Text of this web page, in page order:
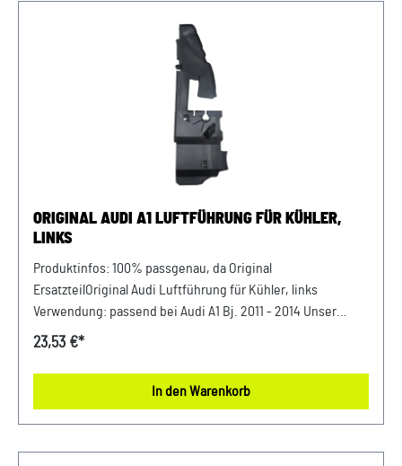
Motorkennbuchstaben: CLHA, DDYB, DGTE, DBKA
uvm.passende PR-Nummer: G0L, G1C, TR1 uvm. Unser
Service für Sie: Um Fehlkäufe zu vermeiden, bieten wir
Ihnen die Möglichkeit, uns vor Ihrer Bestellung oder in der
Kaufabwicklung die 17-stellige Fahrgestellnummer (Bsp.
VW: WVWZZZ... Audi: WAUZZZ...) Ihres Fahrzeugs
mitzuteilen. Wir prüfen vorab, ob der gewünschte Artikel
ORIGINAL AUDI A1 LUFTFÜHRUNG FÜR KÜHLER,
LINKS
Produktinfos: 100% passgenau, da Original
ErsatzteilOriginal Audi Luftführung für Kühler, links
Verwendung: passend bei Audi A1 Bj. 2011 - 2014 Unser
Service für Sie: Um Fehlkäufe zu vermeiden, bieten wir
Kaufabwicklung die 17-stellige Fahrgestellnummer (Bsp.
VW: WVWZZZ... Audi: WAUZZZ...) Ihres Fahrzeugs
23,53 €*
In den Warenkorb